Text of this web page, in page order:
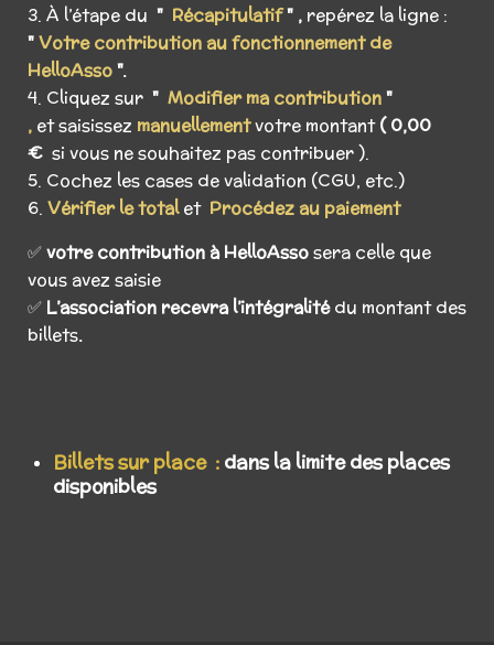
3. À l’étape du " Récapitulatif" , repérez la ligne :
"Votre contribution au fonctionnement de
HelloAsso".
4. Cliquez sur " Modifier ma contribution"
, et saisissez manuellementvotre montant( 0,00
€ si vous ne souhaitez pas contribuer ).
5. Cochez les cases de validation (CGU, etc.)
6. Vérifier le totalet Procédez au paiement
✅votre contribution à HelloAssosera celle que
vous avez saisie
✅ L’association recevra l’intégralitédu montant des
billets.
Billets sur place : dans la limite des places
disponibles